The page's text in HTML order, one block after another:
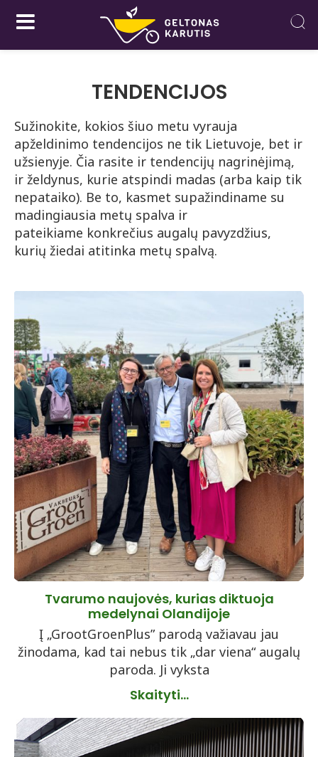
TENDENCIJOS
Sužinokite, kokios šiuo metu vyrauja
apželdinimo tendencijos ne tik Lietuvoje, bet ir
užsienyje. Čia rasite ir tendencijų nagrinėjimą,
ir želdynus, kurie atspindi madas (arba kaip tik
nepataiko). Be to, kasmet supažindiname su
madingiausia metų spalva ir
pateikiame konkrečius augalų pavyzdžius,
kurių žiedai atitinka metų spalvą.
Tvarumo naujovės, kurias diktuoja
medelynai Olandijoje
Į „GrootGroenPlus” parodą važiavau jau
žinodama, kad tai nebus tik „dar viena“ augalų
paroda. Ji vyksta
Skaityti...